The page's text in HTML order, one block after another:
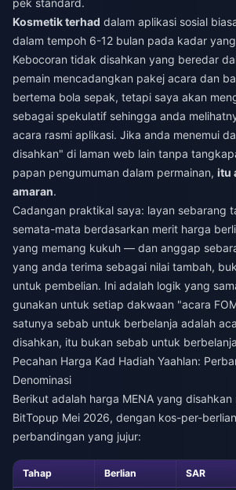
Kosmetik terhad dalam aplikasi sosial
dalam tempoh 6-12 bulan pada kadar
Kebocoran tidak disahkan yang beredar
pemain mencadangkan pakej acara dan
bertema bola sepak, tetapi saya akan
sebagai spekulatif sehingga anda
acara rasmi aplikasi. Jika anda menemui
disahkan" di laman web lain tanpa
papan pengumuman dalam permainan, itu
amaran.
Cadangan praktikal saya: layan sebarang
semata-mata berdasarkan merit harga
yang memang kukuh — dan anggap
yang anda terima sebagai nilai tambah,
untuk pembelian. Ini adalah logik yang
gunakan untuk setiap dakwaan "acara
satunya sebab untuk berbelanja adalah
disahkan, itu bukan sebab untuk
Pecahan Harga Kad Hadiah Yaahlan:
Denominasi
Berikut adalah harga MENA yang disahkan
BitTopup Mei 2026, dengan kos-per-
perbandingan yang jujur:
Tahap Berlian SAR